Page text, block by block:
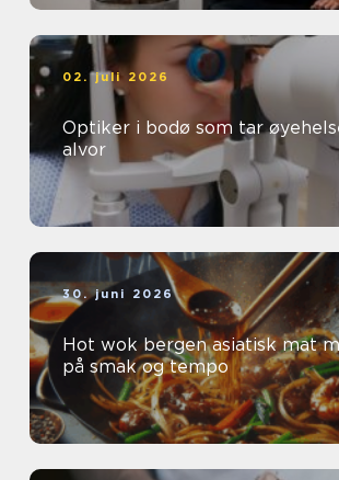
02. juli 2026
Optiker i bodø som tar
alvor
30. juni 2026
Hot wok bergen asiatisk mat med fokus
på smak og tempo